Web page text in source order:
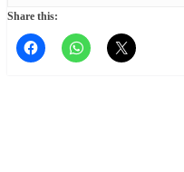
Share this: